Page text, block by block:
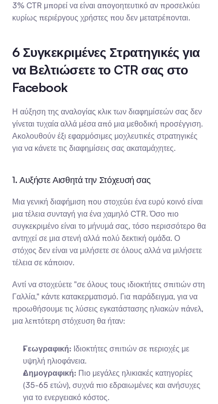
3% CTR μπορεί να είναι απογοητευτικό αν προσελκύει
κυρίως περιέργους χρήστες που δεν μετατρέπονται.
6 Συγκεκριμένες Στρατηγικές για
να Βελτιώσετε το CTR σας στο
Facebook
Η αύξηση της αναλογίας κλικ των διαφημίσεών σας δεν
γίνεται τυχαία αλλά μέσα από μια μεθοδική προσέγγιση.
Ακολουθούν έξι εφαρμόσιμες μοχλευτικές στρατηγικές
για να κάνετε τις διαφημίσεις σας ακαταμάχητες.
1. Αυξήστε Αισθητά την Στόχευσή σας
Μια γενική διαφήμιση που στοχεύει ένα ευρύ κοινό είναι
μια τέλεια συνταγή για ένα χαμηλό CTR. Όσο πιο
συγκεκριμένο είναι το μήνυμά σας, τόσο περισσότερο θα
αντηχεί σε μια στενή αλλά πολύ δεκτική ομάδα. Ο
στόχος δεν είναι να μιλήσετε σε όλους αλλά να μιλήσετε
τέλεια σε κάποιον.
Αντί να στοχεύετε "σε όλους τους ιδιοκτήτες σπιτιών στη
Γαλλία," κάντε κατακερματισμό. Για παράδειγμα, για να
προωθήσουμε τις λύσεις εγκατάστασης ηλιακών πάνελ,
μια λεπτότερη στόχευση θα ήταν:
Γεωγραφική: Ιδιοκτήτες σπιτιών σε περιοχές με
υψηλή ηλιοφάνεια.
Δημογραφική: Πιο μεγάλες ηλικιακές κατηγορίες
(35-65 ετών), συχνά πιο εδραιωμένες και ανήσυχες
για το ενεργειακό κόστος.